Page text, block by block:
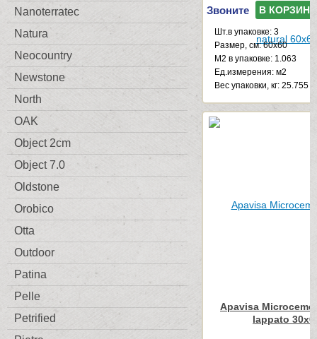
Nanoterratec
Natura
Neocountry
Newstone
North
OAK
Object 2cm
Object 7.0
Oldstone
Orobico
Otta
Outdoor
Patina
Pelle
Petrified
Звоните В КОРЗИНУ
Шт.в упаковке: 3
Размер, см: 60x60
М2 в упаковке: 1.063
Ед.измерения: м2
Веc упаковки, кг: 25.755
Apavisa
lappato